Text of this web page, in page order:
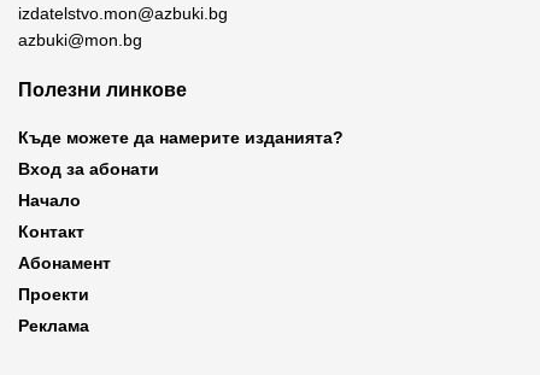
izdatelstvo.mon@azbuki.bg
azbuki@mon.bg
Полезни линкове
Къде можете да намерите изданията?
Вход за абонати
Начало
Контакт
Абонамент
Проекти
Реклама